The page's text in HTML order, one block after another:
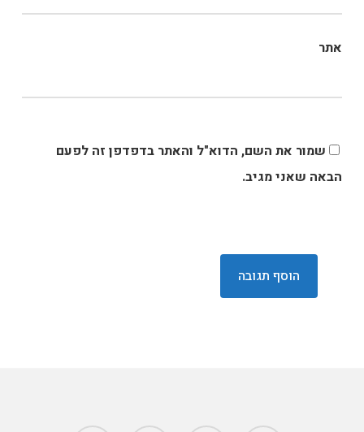
אתר
שמור את השם, הדוא"ל והאתר בדפדפן זה לפעם
הבאה שאני מגיב.